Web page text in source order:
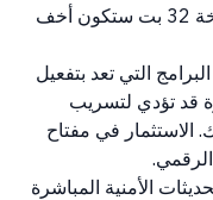
إذا كانت المواصفات محدودة جداً فالنسخة 32 بت ستكون أخف
التي تعد بتفعيل
قد تؤدي لتسريب
الاستثمار في مفتاح
الأمنية المباشرة